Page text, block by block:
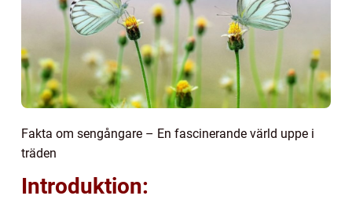
Fakta om sengångare – En fascinerande värld uppe i
träden
Introduktion: